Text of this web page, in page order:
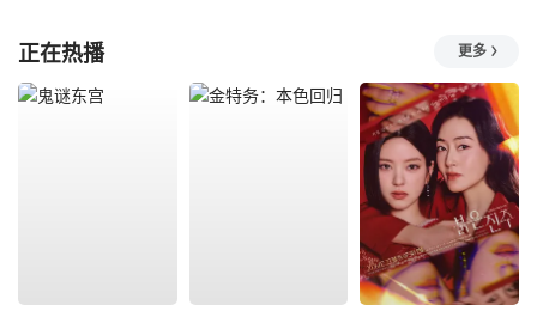
正在热播 更多